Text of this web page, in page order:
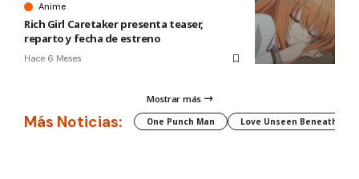
Anime
Rich Girl Caretaker presenta teaser,
reparto y fecha de estreno
Hace 6 Meses
Mostrar más
Más Noticias: One Punch Man Love Unseen Beneath the